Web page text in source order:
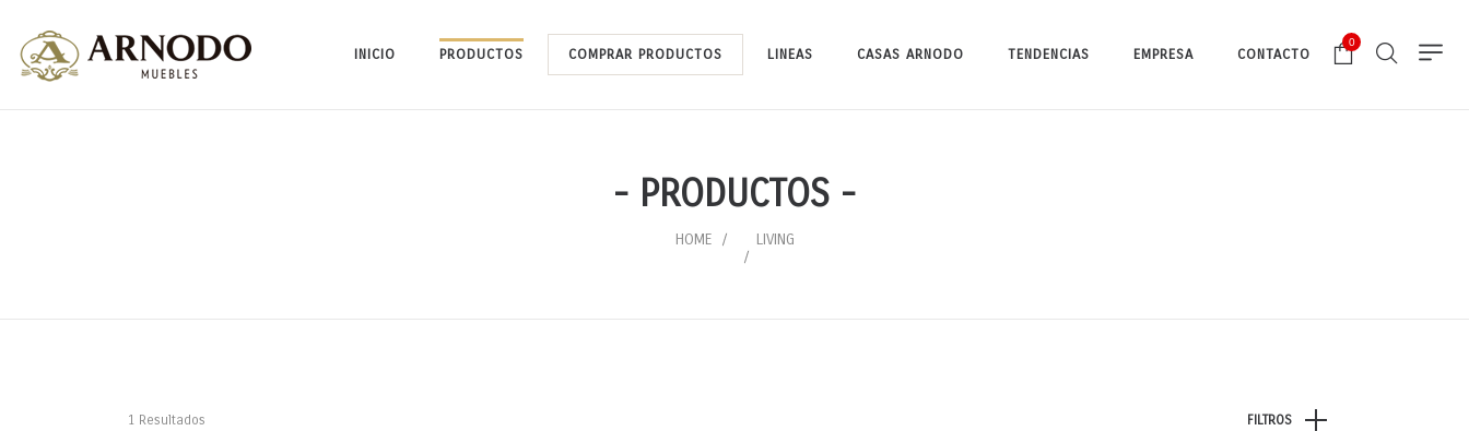
INICIO PRODUCTOS COMPRAR PRODUCTOS LINEAS CASAS ARNODO TENDENCIAS EMPRESA CONTACTO
0
- PRODUCTOS -
HOME LIVING
1 Resultados FILTROS